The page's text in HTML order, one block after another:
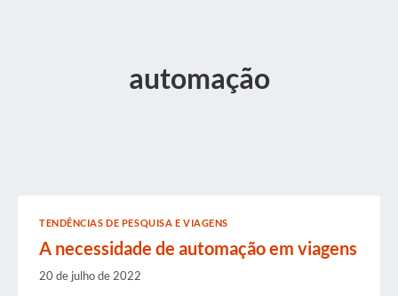
automação
TENDÊNCIAS DE PESQUISA E VIAGENS
A necessidade de automação em viagens
20 de julho de 2022